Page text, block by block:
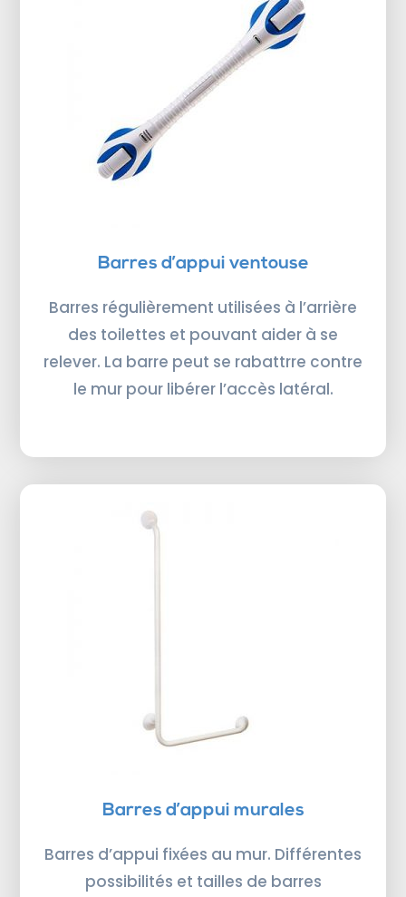
Barres d’appui ventouse
Barres régulièrement utilisées à l’arrière
des toilettes et pouvant aider à se
relever. La barre peut se rabattrre contre
le mur pour libérer l’accès latéral.
Barres d’appui murales
Barres d’appui fixées au mur. Différentes
possibilités et tailles de barres